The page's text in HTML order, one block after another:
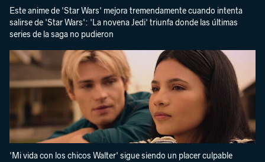
Este anime de 'Star Wars' mejora tremendamente cuando intenta
salirse de 'Star Wars': 'La novena Jedi' triunfa donde las últimas
series de la saga no pudieron
'Mi vida con los chicos Walter' sigue siendo un placer culpable